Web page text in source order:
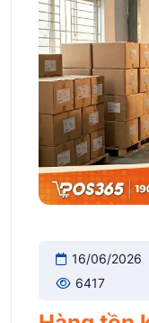
16/06/2026
6417